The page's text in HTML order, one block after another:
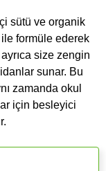
sütü ve organik
formüle ederek
size zengin
sunar. Bu
zamanda okul
için besleyici